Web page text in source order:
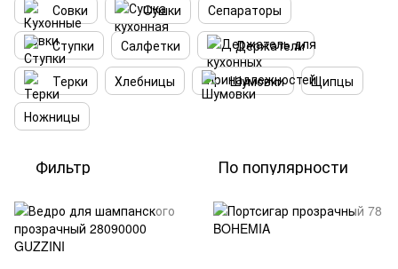
Совки
Cушки
Сепараторы
Ступки
Салфетки
Держатели
Терки
Хлебницы Шумовки
Щипцы
Ножницы
Фильтр По популярности